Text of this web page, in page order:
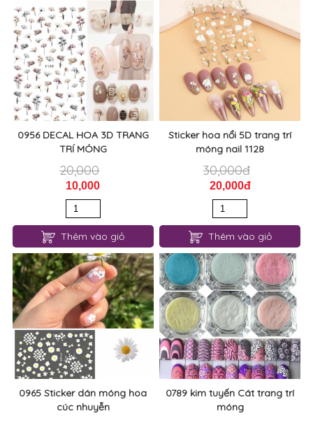
0956 DECAL HOA 3D TRANG
TRÍ MÓNG
20,000
10,000
Thêm vào giỏ
Sticker hoa nổi 5D trang trí
móng nail 1128
30,000đ
20,000đ
Thêm vào giỏ
0965 Sticker dán móng hoa
cúc nhuyễn
0789 kim tuyến Cát trang trí
móng